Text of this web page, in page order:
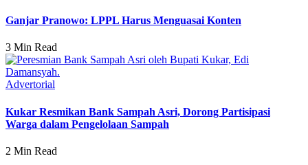
Ganjar Pranowo: LPPL Harus Menguasai Konten
3 Min Read
Advertorial
Kukar Resmikan Bank Sampah Asri, Dorong Partisipasi
Warga dalam Pengelolaan Sampah
2 Min Read